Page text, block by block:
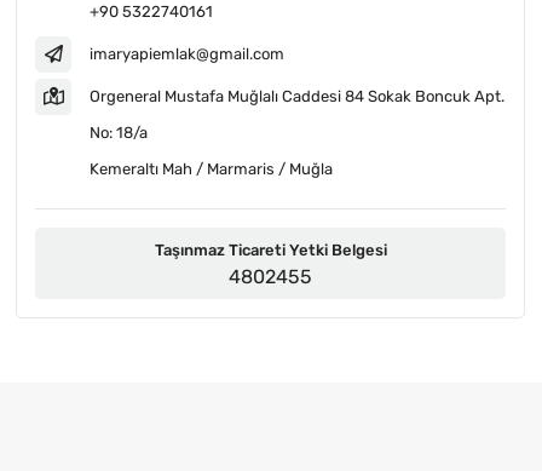
+90 5322740161
imaryapiemlak@gmail.com
Orgeneral Mustafa Muğlalı Caddesi 84 Sokak Boncuk Apt.
No: 18/a
Kemeraltı Mah / Marmaris / Muğla
Taşınmaz Ticareti Yetki Belgesi
4802455